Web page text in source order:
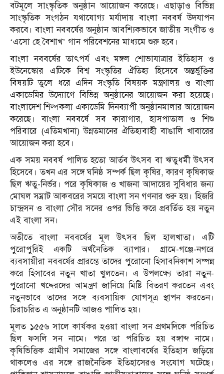
বটমূলে সাংস্কৃতিক অনুষ্ঠান আয়োজন করেছে। এছাড়াও বিভিন্ন
সাংস্কৃতিক সংগঠন যথাযোগ্য মর্যাদায় বাংলা নববর্ষ উদযাপন
করবে। বাংলা নববর্ষের অনুষ্ঠান আবশ্যিকভাবে জাতীয় সংগীত ও
‘এসো হে বৈশাখ’ গান পরিবেশনের মাধ্যমে শুরু হবে।
বাংলা নববর্ষের তাৎপর্য এবং মঙ্গল শোভাযাত্রার ইতিহাস ও
ইউনেস্কোর এটিকে বিশ্ব সংস্কৃতির ঐতিহ্য হিসেবে অন্তর্ভুক্তির
বিষয়টি তুলে ধরে এদিন সংস্কৃতি বিষয়ক মন্ত্রণালয় ও বাংলা
একাডেমির উদ্যোগে বিভিন্ন অনুষ্ঠানের আয়োজন করা হয়েছে।
বাংলাদেশ শিল্পকলা একাডেমি দিনব্যাপী অনুষ্ঠানমালার আয়োজন
করেছে। বাংলা নববর্ষে সব কারাগার, হাসপাতাল ও শিশু
পরিবারে (এতিমখানা) উন্নতমানের ঐতিহ্যবাহী বাঙালি খাবারের
আয়োজন করা হবে।
এক সময় নববর্ষ পালিত হতো আর্তব উৎসব বা ঋতুধর্মী উৎসব
হিসেবে। তখন এর সঙ্গে ঘনিষ্ঠ সম্পর্ক ছিল কৃষির, কারণ কৃষিকাজ
ছিল ঋতু-নির্ভর। পরে কৃষিকাজ ও খাজনা আদায়ের সুবিধার জন্য
মোঘল সম্রাট আকবরের সময়ে বাংলা সন গণনার শুরু হয়। হিজরি
চান্দ্রসন ও বাংলা সৌর সনের ওপর ভিত্তি করে প্রবর্তিত হয় নতুন
এই বাংলা সন।
অতীতে বাংলা নববর্ষের মূল উৎসব ছিল হালখাতা। এটি
পুরোপুরিই একটি অর্থনৈতিক ব্যাপার। গ্রামে-গঞ্জে-নগরে
ব্যবসায়ীরা নববর্ষের প্রারম্ভে তাদের পুরোনো হিসাবনিকাশ সম্পন্ন
করে হিসাবের নতুন খাতা খুলতেন। এ উপলক্ষ্যে তারা নতুন-
পুরোনো খদ্দেরদের আমন্ত্রণ জানিয়ে মিষ্টি বিতরণ করতেন এবং
নতুনভাবে তাদের সঙ্গে ব্যবসায়িক যোগসূত্র স্থাপন করতেন।
চিরাচরিত এ অনুষ্ঠানটি আজও পালিত হয়।
মূলত ১৫৫৬ সালে কার্যকর হওয়া বাংলা সন প্রথমদিকে পরিচিত
ছিল ফসলি সন নামে। পরে তা পরিচিত হয় বঙ্গাব্দ নামে।
কৃষিভিত্তিক গ্রামীণ সমাজের সঙ্গে বাংলাবর্ষের ইতিহাস জড়িয়ে
থাকলেও এর সঙ্গে রাজনৈতিক ইতিহাসেরও সংযোগ ঘটেছে।